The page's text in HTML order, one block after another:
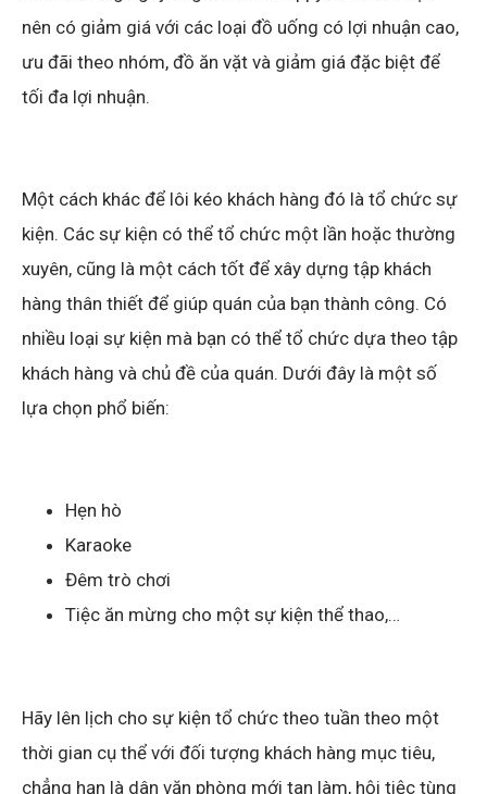
nên có giảm giá với các loại đồ uống có lợi nhuận cao,
ưu đãi theo nhóm, đồ ăn vặt và giảm giá đặc biệt để
tối đa lợi nhuận.
Một cách khác để lôi kéo khách hàng đó là tổ chức sự
kiện. Các sự kiện có thể tổ chức một lần hoặc thường
xuyên, cũng là một cách tốt để xây dựng tập khách
hàng thân thiết để giúp quán của bạn thành công. Có
nhiều loại sự kiện mà bạn có thể tổ chức dựa theo tập
khách hàng và chủ đề của quán. Dưới đây là một số
lựa chọn phổ biến:
Hẹn hò
Karaoke
Đêm trò chơi
Tiệc ăn mừng cho một sự kiện thể thao,…
Hãy lên lịch cho sự kiện tổ chức theo tuần theo một
thời gian cụ thể với đối tượng khách hàng mục tiêu,
chẳng hạn là dân văn phòng mới tan làm, hội tiệc tùng